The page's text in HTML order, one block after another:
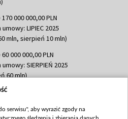
000 000,00 PLN
LIPIEC 2025
mln, sierpień 10 mln)
000 000,00 PLN
SIERPIEŃ 2025
60 mln)
783 051,21 PLN
100 mln, październik 350
serwisu", aby wyrazić zgody na